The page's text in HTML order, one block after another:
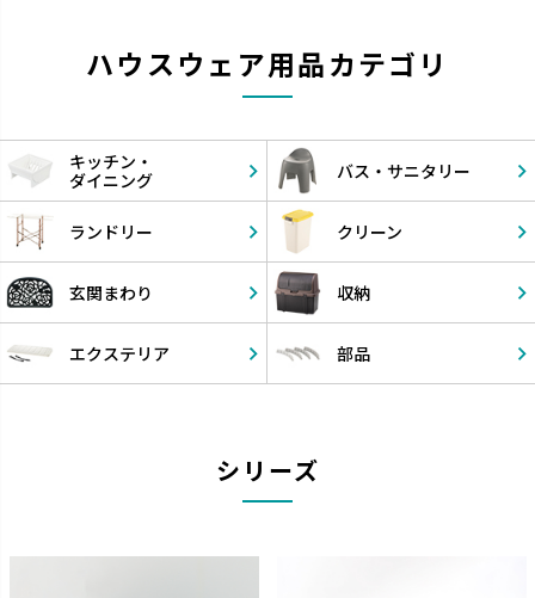
ハウスウェア用品カテゴリ
キッチン・
ダイニング
バス・ サニタリー
ランドリー クリーン
玄関まわり 収納
エクステリア 部品
シリーズ